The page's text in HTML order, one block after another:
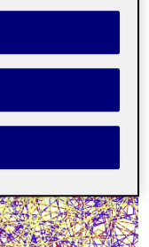
pm